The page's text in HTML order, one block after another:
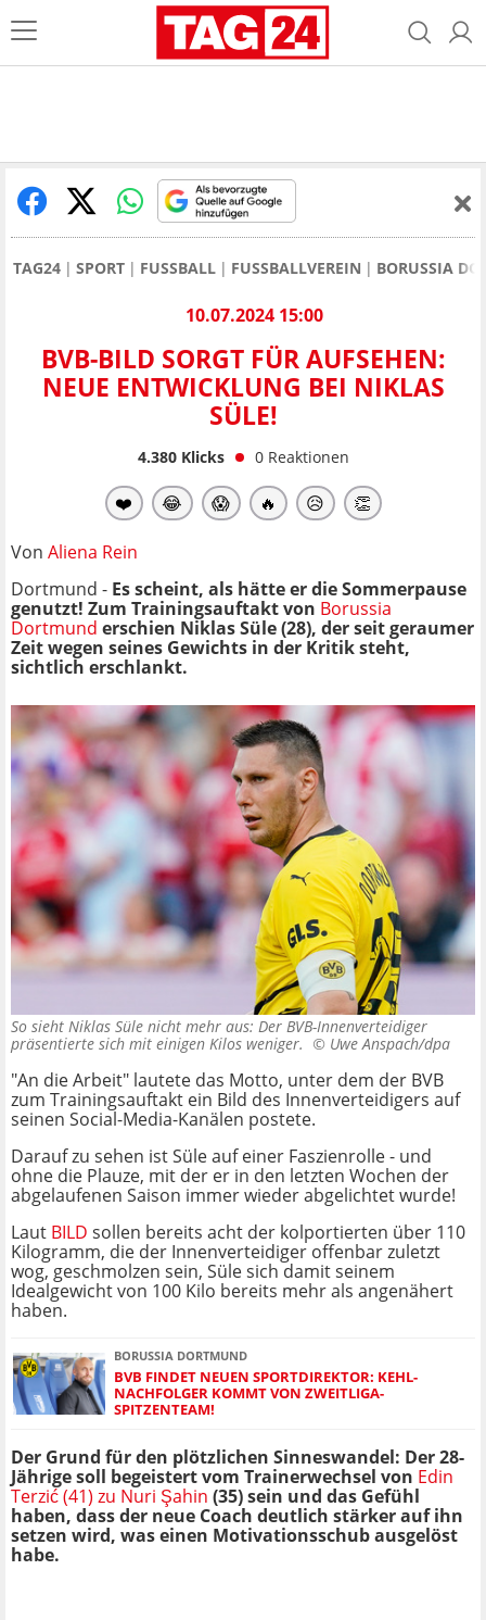
TAG24 SPORT FUSSBALL FUSSBALLVEREIN BORUSSIA
10.07.2024 15:00
BVB-BILD SORGT FÜR AUFSEHEN:
NEUE ENTWICKLUNG BEI NIKLAS
SÜLE!
4.380Klicks 0 Reaktionen
❤️ 😂 😱 🔥 😥 👏
Von Aliena Rein
Dortmund - Es scheint, als hätte er die Sommerpause
genutzt! Zum Trainingsauftakt von Borussia
Dortmund erschien Niklas Süle (28), der seit geraumer
Zeit wegen seines Gewichts in der Kritik steht,
sichtlich erschlankt.
So sieht Niklas Süle nicht mehr aus: Der BVB-Innenverteidiger
präsentierte sich mit einigen Kilos weniger. © Uwe Anspach/dpa
"An die Arbeit" lautete das Motto, unter dem der BVB
zum Trainingsauftakt ein Bild des Innenverteidigers auf
seinen Social-Media-Kanälen postete.
Darauf zu sehen ist Süle auf einer Faszienrolle - und
ohne die Plauze, mit der er in den letzten Wochen der
abgelaufenen Saison immer wieder abgelichtet wurde!
Laut BILD sollen bereits acht der kolportierten über 110
Kilogramm, die der Innenverteidiger offenbar zuletzt
wog, geschmolzen sein, Süle sich damit seinem
Idealgewicht von 100 Kilo bereits mehr als angenähert
haben.
BORUSSIA DORTMUND
BVB FINDET NEUEN SPORTDIREKTOR: KEHL-
NACHFOLGER KOMMT VON ZWEITLIGA-
SPITZENTEAM!
Der Grund für den plötzlichen Sinneswandel: Der 28-
Jährige soll begeistert vom Trainerwechsel von Edin
Terzić (41) zu Nuri Şahin (35) sein und das Gefühl
haben, dass der neue Coach deutlich stärker auf ihn
setzen wird, was einen Motivationsschub ausgelöst
habe.